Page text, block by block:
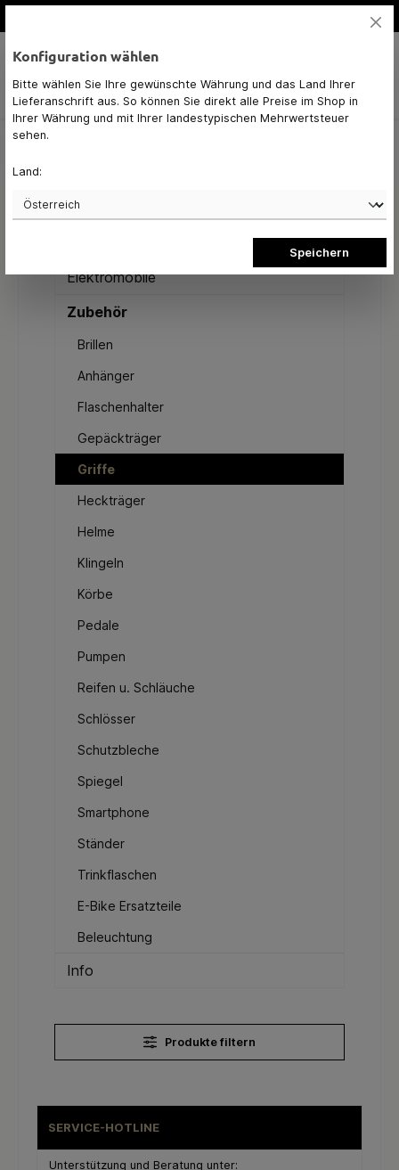
Navigation 0,00 €*
Fahrräder
Elektromobile
Zubehör
Brillen
Anhänger
Flaschenhalter
Gepäckträger
Griffe
Heckträger
Helme
Klingeln
Körbe
Pedale
Pumpen
Reifen u. Schläuche
Schlösser
Schutzbleche
Spiegel
Smartphone
Ständer
Trinkflaschen
E-Bike Ersatzteile
Beleuchtung
Info
Produkte filtern
SERVICE-HOTLINE
Unterstützung und Beratung unter:
Konfiguration wählen
Bitte wählen Sie Ihre gewünschte Währung und das Land Ihrer
Lieferanschrift aus. So können Sie direkt alle Preise im Shop in
Ihrer Währung und mit Ihrer landestypischen Mehrwertsteuer
sehen.
Land:
Speichern